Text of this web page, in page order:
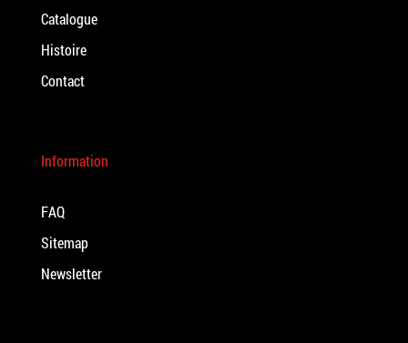
Catalogue
Histoire
Contact
Information
FAQ
Sitemap
Newsletter